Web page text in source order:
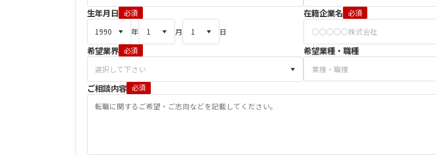
生年月日 必須
年
月 日
在籍企業名 必須
希望業界 必須 希望業種・職種
ご相談内容 必須